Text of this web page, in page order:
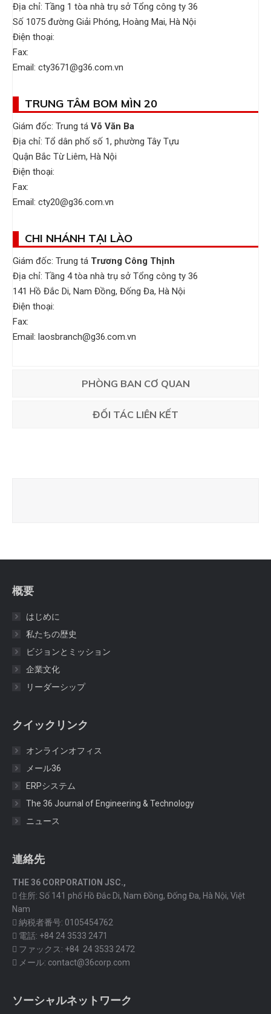
Địa chỉ: Tầng 1 tòa nhà trụ sở Tổng công ty 36
Số 1075 đường Giải Phóng, Hoàng Mai, Hà Nội
Điện thoại:
Fax:
Email: cty3671@g36.com.vn
TRUNG TÂM BOM MÌN 20
Giám đốc: Trung tá Võ Văn Ba
Địa chỉ: Tổ dân phố số 1, phường Tây Tựu
Quận Bắc Từ Liêm, Hà Nội
Điện thoại:
Fax:
Email: cty20@g36.com.vn
CHI NHÁNH TẠI LÀO
Giám đốc: Trung tá Trương Công Thịnh
Địa chỉ: Tầng 4 tòa nhà trụ sở Tổng công ty 36
141 Hồ Đắc Di, Nam Đồng, Đống Đa, Hà Nội
Điện thoại:
Fax:
Email: laosbranch@g36.com.vn
PHÒNG BAN CƠ QUAN
ĐỐI TÁC LIÊN KẾT
概要
はじめに
私たちの歴史
ビジョンとミッション
企業文化
リーダーシップ
クイックリンク
オンラインオフィス
メール36
ERPシステム
The 36 Journal of Engineering & Technology
ニュース
連絡先
THE 36 CORPORATION JSC.,
住所: Số 141 phố Hồ Đắc Di, Nam Đồng, Đống Đa, Hà Nội, Việt
Nam
納税者番号: 0105454762
電話: +84 24 3533 2471
ファックス: +84 24 3533 2472
メール: contact@36corp.com
ソーシャルネットワーク